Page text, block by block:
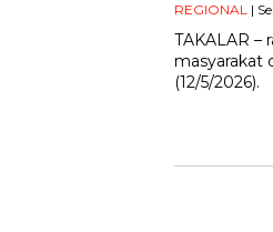
REGIONAL |
TAKALAR –
masyarakat
(12/5/2026).